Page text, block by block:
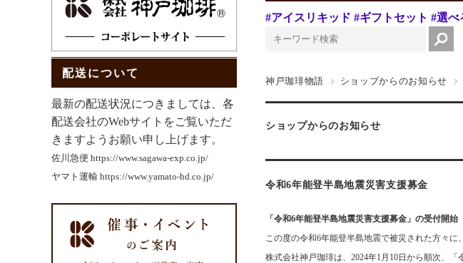
#アイスリキッド #ギフトセット #選べ
神戸珈琲物語 ショップからのお知らせ
ショップからのお知らせ
令和6年能登半島地震災害支援募金
「令和6年能登半島地震災害支援募金」の受付開始
この度の令和6年能登半島地震で被災された方々に
株式会社神戸珈琲は、2024年1月10日から順次、
配送について
最新の配送状況につきましては、各
配送会社のWebサイトをご覧いただ
きますようお願い申し上げます。
佐川急便 https://www.sagawa-exp.co.jp/
ヤマト運輸 https://www.yamato-hd.co.jp/